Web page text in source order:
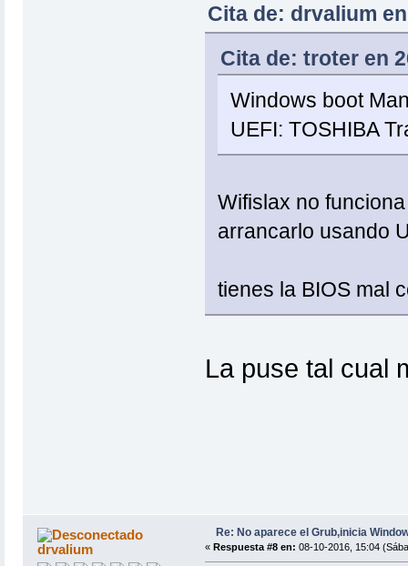
Cita de: drvalium
Cita de: troter en
Windows boot
UEFI: TOSHIBA
Wifislax no
arrancarlo usando
tienes la BIOS mal
La puse tal cual
drvalium
Re: No aparece el Grub,inicia
« Respuesta #8 en: 08-10-2016, 15:04